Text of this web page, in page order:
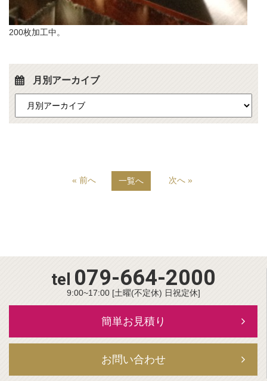
200枚加工中。
月別アーカイブ
« 前へ 一覧へ 次へ »
tel 079-664-2000
9:00~17:00 [土曜(不定休) 日祝定休]
簡単お見積り
お問い合わせ